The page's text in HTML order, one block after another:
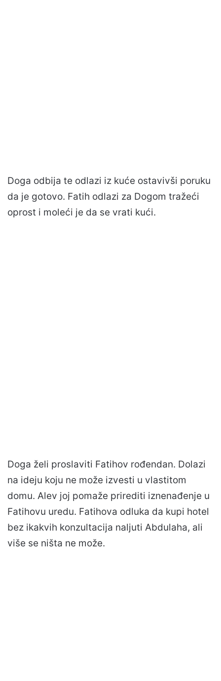
Doga odbija te odlazi iz kuće ostavivši poruku
da je gotovo. Fatih odlazi za Dogom tražeći
oprost i moleći je da se vrati kući.
Doga želi proslaviti Fatihov rođendan. Dolazi
na ideju koju ne može izvesti u vlastitom
domu. Alev joj pomaže prirediti iznenađenje u
Fatihovu uredu. Fatihova odluka da kupi hotel
bez ikakvih konzultacija naljuti Abdulaha, ali
više se ništa ne može.